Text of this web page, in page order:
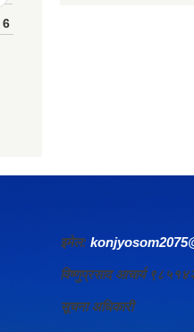
6
इमेल:
विष्णुप्रसाद आचार्य
सूचना अधिकारी